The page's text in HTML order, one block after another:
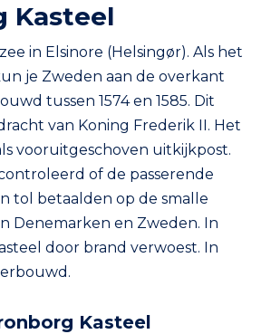
Kasteel
in Elsinore (Helsingør). Als het
je Zweden aan de overkant
tussen 1574 en 1585. Dit
van Koning Frederik II. Het
vooruitgeschoven uitkijkpost.
of de passerende
tol betaalden op de smalle
Denemarken en Zweden. In
door brand verwoest. In
Kasteel